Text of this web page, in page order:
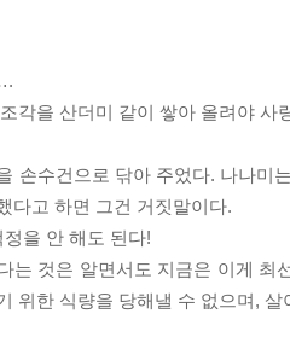
각을 산더미 같이 쌓아 올려야 사
손수건으로 닦아 주었다. 나나미
다고 하면 그건 거짓말이다.
을 안 해도 된다!
는 것은 알면서도 지금은 이게
위한 식량을 당해낼 수 없으며,